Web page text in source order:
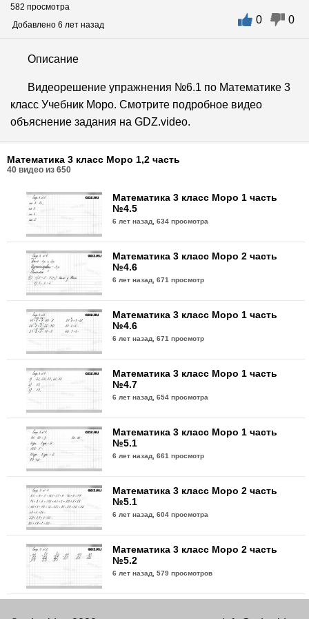
582 просмотра
Добавлено 6 лет назад
0 0
Описание
Видеорешение упражнения №6.1 по Математике 3
класс Учебник Моро. Смотрите подробное видео
объяснение задания на GDZ.video.
Математика 3 класс Моро 1,2 часть
40 видео из 650
Математика 3 класс Моро 1 часть
№4.5
6 лет назад,634 просмотра
Математика 3 класс Моро 2 часть
№4.6
6 лет назад,671 просмотр
Математика 3 класс Моро 1 часть
№4.6
6 лет назад,671 просмотр
Математика 3 класс Моро 1 часть
№4.7
6 лет назад,654 просмотра
Математика 3 класс Моро 1 часть
№5.1
6 лет назад,661 просмотр
Математика 3 класс Моро 2 часть
№5.1
6 лет назад,604 просмотра
Математика 3 класс Моро 2 часть
№5.2
6 лет назад,579 просмотров